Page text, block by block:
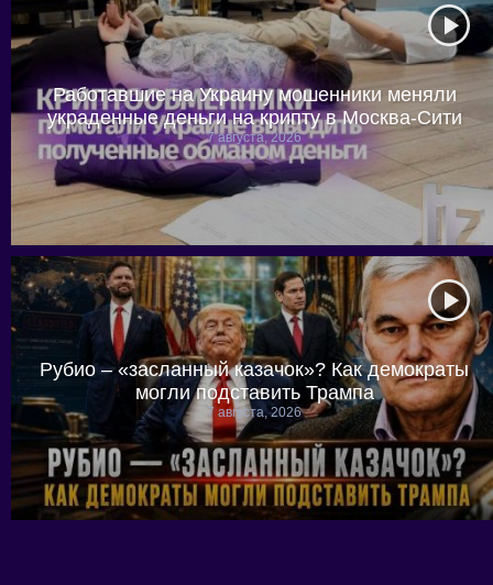
Работавшие на Украину мошенники меняли
украденные деньги на крипту в Москва-Сити
7 августа, 2026
Рубио – «засланный казачок»? Как демократы
могли подставить Трампа
7 августа, 2026